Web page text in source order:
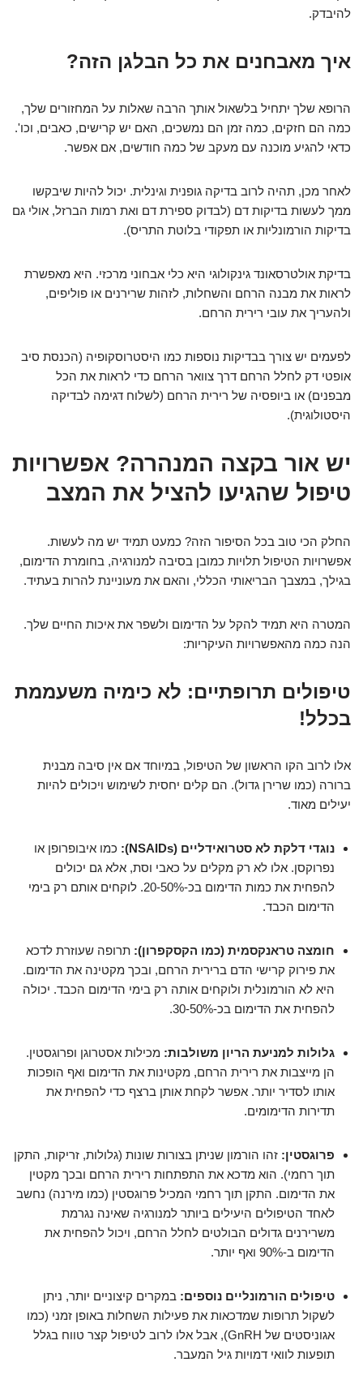
להיבדק.
איך מאבחנים את כל הבלגן הזה?
הרופא שלך יתחיל בלשאול אותך הרבה שאלות על המחזורים שלך,
כמה הם חזקים, כמה זמן הם נמשכים, האם יש קרישים, כאבים, וכו'.
כדאי להגיע מוכנה עם מעקב של כמה חודשים, אם אפשר.
לאחר מכן, תהיה לרוב בדיקה גופנית וגינלית. יכול להיות שיבקשו
ממך לעשות בדיקות דם (לבדוק ספירת דם ואת רמות הברזל, אולי גם
בדיקות הורמונליות או תפקודי בלוטת התריס).
בדיקת אולטרסאונד גינקולוגי היא כלי אבחוני מרכזי. היא מאפשרת
לראות את מבנה הרחם והשחלות, לזהות שרירנים או פוליפים,
ולהעריך את עובי רירית הרחם.
לפעמים יש צורך בבדיקות נוספות כמו היסטרוסקופיה (הכנסת סיב
אופטי דק לחלל הרחם דרך צוואר הרחם כדי לראות את הכל
מבפנים) או ביופסיה של רירית הרחם (לשלוח דגימה לבדיקה
היסטולוגית).
יש אור בקצה המנהרה? אפשרויות
טיפול שהגיעו להציל את המצב
החלק הכי טוב בכל הסיפור הזה? כמעט תמיד יש מה לעשות.
אפשרויות הטיפול תלויות כמובן בסיבה למנורגיה, בחומרת הדימום,
בגילך, במצבך הבריאותי הכללי, והאם את מעוניינת להרות בעתיד.
המטרה היא תמיד להקל על הדימום ולשפר את איכות החיים שלך.
הנה כמה מהאפשרויות העיקריות:
טיפולים תרופתיים: לא כימיה משעממת
בכלל!
אלו לרוב הקו הראשון של הטיפול, במיוחד אם אין סיבה מבנית
ברורה (כמו שרירן גדול). הם קלים יחסית לשימוש ויכולים להיות
יעילים מאוד.
נוגדי דלקת לא סטרואידליים (NSAIDs):
כמו איבופרופן או
נפרוקסן. אלו לא רק מקלים על כאבי וסת, אלא גם יכולים
להפחית את כמות הדימום בכ-20-50%. לוקחים אותם רק בימי
הדימום הכבד.
חומצה טראנקסמית (כמו הקסקפרון): תרופה שעוזרת לדכא
את פירוק קרישי הדם ברירית הרחם, ובכך מקטינה את הדימום.
היא לא הורמונלית ולוקחים אותה רק בימי הדימום הכבד. יכולה
להפחית את הדימום בכ-30-50%.
גלולות למניעת הריון משולבות: מכילות אסטרוגן ופרוגסטין.
הן מייצבות את רירית הרחם, מקטינות את הדימום ואף הופכות
אותו לסדיר יותר. אפשר לקחת אותן ברצף כדי להפחית את
תדירות הדימומים.
פרוגסטין: זהו הורמון שניתן בצורות שונות (גלולות, זריקות, התקן
תוך רחמי). הוא מדכא את התפתחות רירית הרחם ובכך מקטין
את הדימום. התקן תוך רחמי המכיל פרוגסטין (כמו מירנה) נחשב
לאחד הטיפולים היעילים ביותר למנורגיה שאינה נגרמת
משרירנים גדולים הבולטים לחלל הרחם, ויכול להפחית את
הדימום ב-90% ואף יותר.
טיפולים הורמונליים נוספים: במקרים קיצוניים יותר, ניתן
לשקול תרופות שמדכאות את פעילות השחלות באופן זמני (כמו
אגוניסטים של GnRH), אבל אלו לרוב לטיפול קצר טווח בגלל
תופעות לוואי דמויות גיל המעבר.